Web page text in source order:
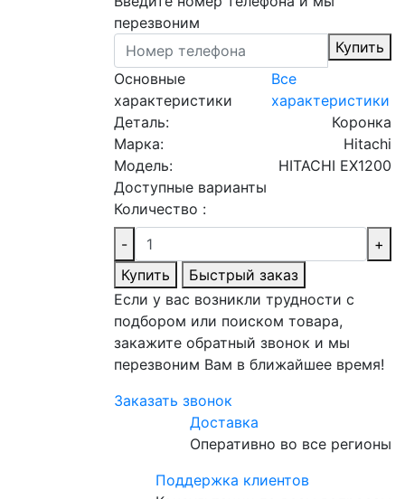
перезвоним
Купить
Основные
характеристики
Все
характеристики
Деталь:
Коронка
Марка:
Hitachi
Модель:
HITACHI EX1200
Доступные варианты
Количество :
-
+
Купить
Быстрый заказ
Если у вас возникли трудности с
подбором или поиском товара,
закажите обратный звонок и мы
перезвоним Вам в ближайшее время!
Заказать звонок
Доставка
Оперативно во все регионы
Поддержка клиентов